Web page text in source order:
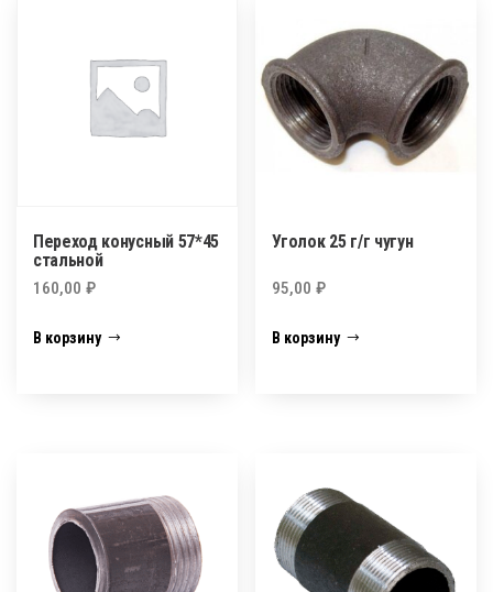
Переход конусный 57*45
стальной
160,00 ₽
В корзину
Уголок 25 г/г чугун
95,00₽
В корзину